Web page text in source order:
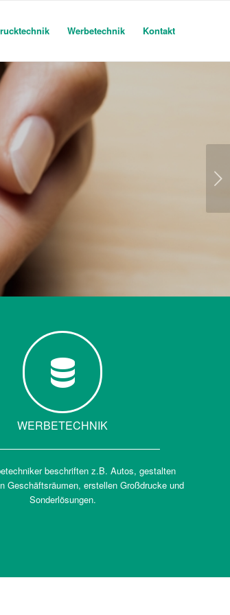
Werbetechnik Kontakt
WERBETECHNIK
beschriften z.B. Autos, gestalten
Geschäftsräumen, erstellen Großdrucke und
Sonderlösungen.